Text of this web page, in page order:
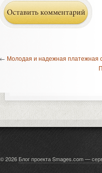
Молодая и надежная платежная
© 2026 Блог проекта Smages.com —